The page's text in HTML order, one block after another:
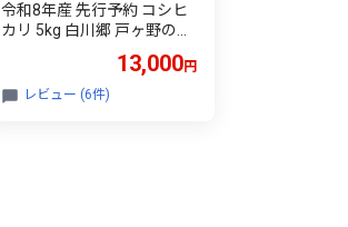
令和8年産 先行予約 コシヒ
カリ 5kg 白川郷 戸ヶ野のこ
しひかり【2026年11月下旬
以降～順次発送】 13000円
[S433]
13,000円
レビュー (6件)